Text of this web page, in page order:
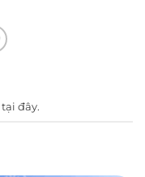
tại đây.